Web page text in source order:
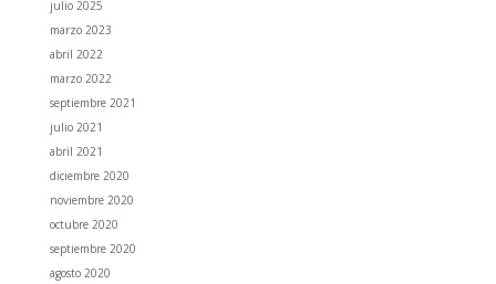
julio 2025
marzo 2023
abril 2022
marzo 2022
septiembre 2021
julio 2021
abril 2021
diciembre 2020
noviembre 2020
octubre 2020
septiembre 2020
agosto 2020